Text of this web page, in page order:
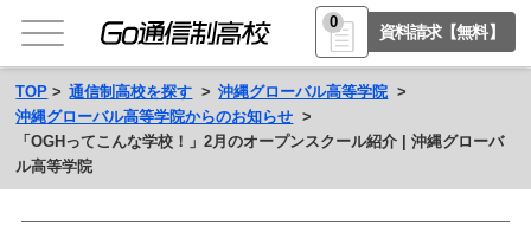
0
資料請求【無料】
TOP 通信制高校を探す
沖縄グローバル高等学院
沖縄グローバル高等学院からのお知らせ
「OGHってこんな学校！」2月のオープンスクール紹介 | 沖縄グローバ
ル高等学院